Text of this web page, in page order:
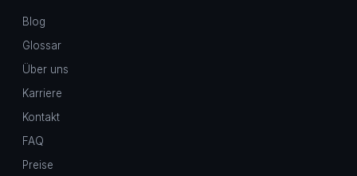
Blog
Glossar
Über uns
Karriere
Kontakt
FAQ
Preise